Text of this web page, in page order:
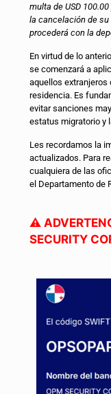
multa de USD
la cancelación de
procederá con la
En virtud de lo
se comenzará a
aquellos extranjeros
residencia. Es
evitar sanciones
estatus migratorio y
Les recordamos la
actualizados. Para
cualquiera de las
el Departamento de
⚠️
SECURITY